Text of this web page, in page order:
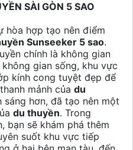
SÀI GÒN 5 SAO
hòa hợp tạo nên điểm
Sunseeker 5 sao.
chính là không gian
gian sống, khu vực
kính cong tuyệt đẹp để
mảnh của du
sáng hơn, đã tạo nên một
du thuyền. Trong
bạn sẽ khám phá thêm
suốt khu vực tiếp